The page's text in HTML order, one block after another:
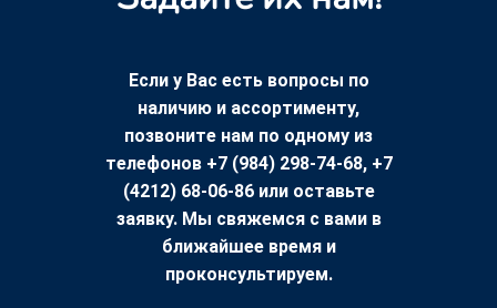
Если у Вас есть вопросы по
наличию и ассортименту,
позвоните нам по одному из
телефонов +7 (984) 298-74-68, +7
(4212) 68-06-86 или оставьте
заявку. Мы свяжемся с вами в
ближайшее время и
проконсультируем.